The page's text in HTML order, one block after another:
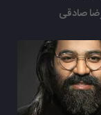
صادقی